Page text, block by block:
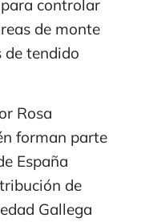
controlar
de monte
de tendido
Rosa
forman parte
España
de
Gallega